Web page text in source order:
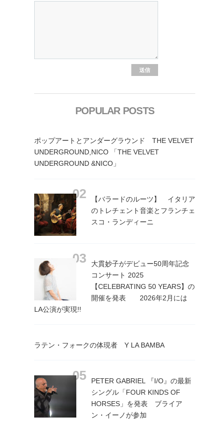
POPULAR POSTS
ポップアートとアンダーグラウンド THE VELVET
UNDERGROUND,NICO 「THE VELVET
UNDERGROUND &NICO」
【バラードのルーツ】 イタリア
のトレチェント音楽とフランチェ
スコ・ランディーニ
大貫妙子がデビュー50周年記念
コンサート 2025
【CELEBRATING 50 YEARS】の
開催を発表 2026年2月には
LA公演が実現!!
ラテン・フォークの体現者 Y LA BAMBA
PETER GABRIEL 『I/O』の最新
シングル「FOUR KINDS OF
HORSES」を発表 ブライア
ン・イーノが参加